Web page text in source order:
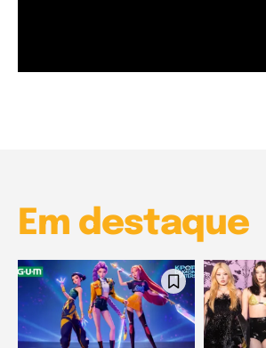
Em destaque